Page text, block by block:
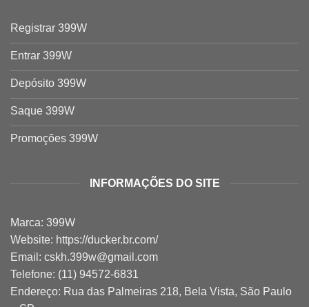
Registrar 399W
Entrar 399W
Depósito 399W
Saque 399W
Promoções 399W
INFORMAÇÕES DO SITE
Marca: 399W
Website: https://ducker.br.com/
Email: cskh.399w@gmail.com
Telefone: (11) 94572-6831
Endereço: Rua das Palmeiras 218, Bela Vista, São Paulo